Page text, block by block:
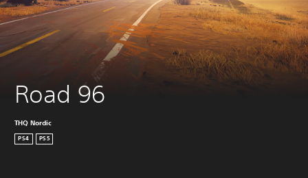
Road 96
THQ Nordic
PS4 PS5